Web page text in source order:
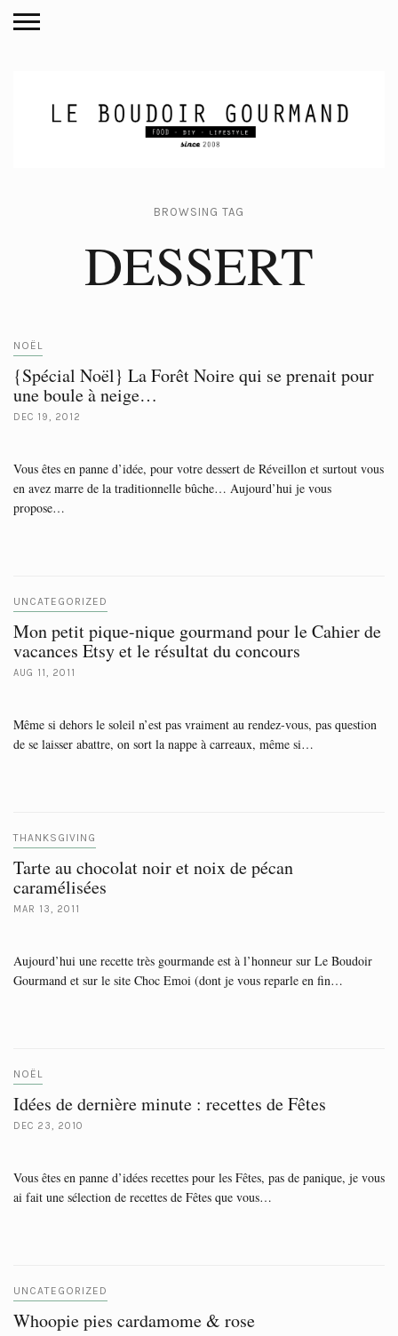
BROWSING TAG
DESSERT
NOËL
{Spécial Noël} La Forêt Noire qui se prenait pour
une boule à neige…
DEC 19, 2012
Vous êtes en panne d’idée, pour votre dessert de Réveillon et surtout vous
en avez marre de la traditionnelle bûche… Aujourd’hui je vous
propose…
UNCATEGORIZED
Mon petit pique-nique gourmand pour le Cahier de
vacances Etsy et le résultat du concours
AUG 11, 2011
Même si dehors le soleil n’est pas vraiment au rendez-vous, pas question
de se laisser abattre, on sort la nappe à carreaux, même si…
THANKSGIVING
Tarte au chocolat noir et noix de pécan
caramélisées
MAR 13, 2011
Aujourd’hui une recette très gourmande est à l’honneur sur Le Boudoir
Gourmand et sur le site Choc Emoi (dont je vous reparle en fin…
NOËL
Idées de dernière minute : recettes de Fêtes
DEC 23, 2010
Vous êtes en panne d’idées recettes pour les Fêtes, pas de panique, je vous
ai fait une sélection de recettes de Fêtes que vous…
UNCATEGORIZED
Whoopie pies cardamome & rose